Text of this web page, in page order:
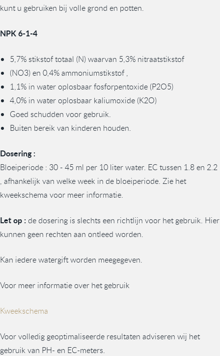
kunt u gebruiken bij volle grond en potten.
NPK 6-1-4
5,7% stikstof totaal (N) waarvan 5,3% nitraatstikstof
(NO3) en 0,4% ammoniumstikstof ,
1,1% in water oplosbaar fosforpentoxide (P2O5)
4,0% in water oplosbaar kaliumoxide (K2O)
Goed schudden voor gebruik.
Buiten bereik van kinderen houden.
Dosering :
Bloeiperiode : 30 - 45 ml per 10 liter water. EC tussen 1.8 en 2.2
, afhankelijk van welke week in de bloeiperiode. Zie het
kweekschema voor meer informatie.
Let op : de dosering is slechts een richtlijn voor het gebruik. Hier
kunnen geen rechten aan ontleed worden.
Kan iedere watergift worden meegegeven.
Voor meer informatie over het gebruik
Kweekschema
Voor volledig geoptimaliseerde resultaten adviseren wij het
gebruik van PH- en EC-meters.